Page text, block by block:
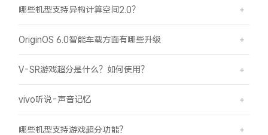
哪些机型支持异构计算空间2.0？
OriginOS 6.0智能车载方面有哪些升级
V-SR游戏超分是什么？如何使用？
vivo听说-声音记忆
哪些机型支持游戏超分功能？